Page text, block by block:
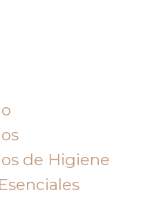
de Higiene